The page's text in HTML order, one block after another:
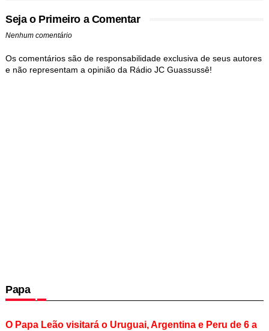
Seja o Primeiro a Comentar
Nenhum comentário
Os comentários são de responsabilidade exclusiva de seus autores
e não representam a opinião da Rádio JC Guassussê!
Papa
O Papa Leão visitará o Uruguai, Argentina e Peru de 6 a